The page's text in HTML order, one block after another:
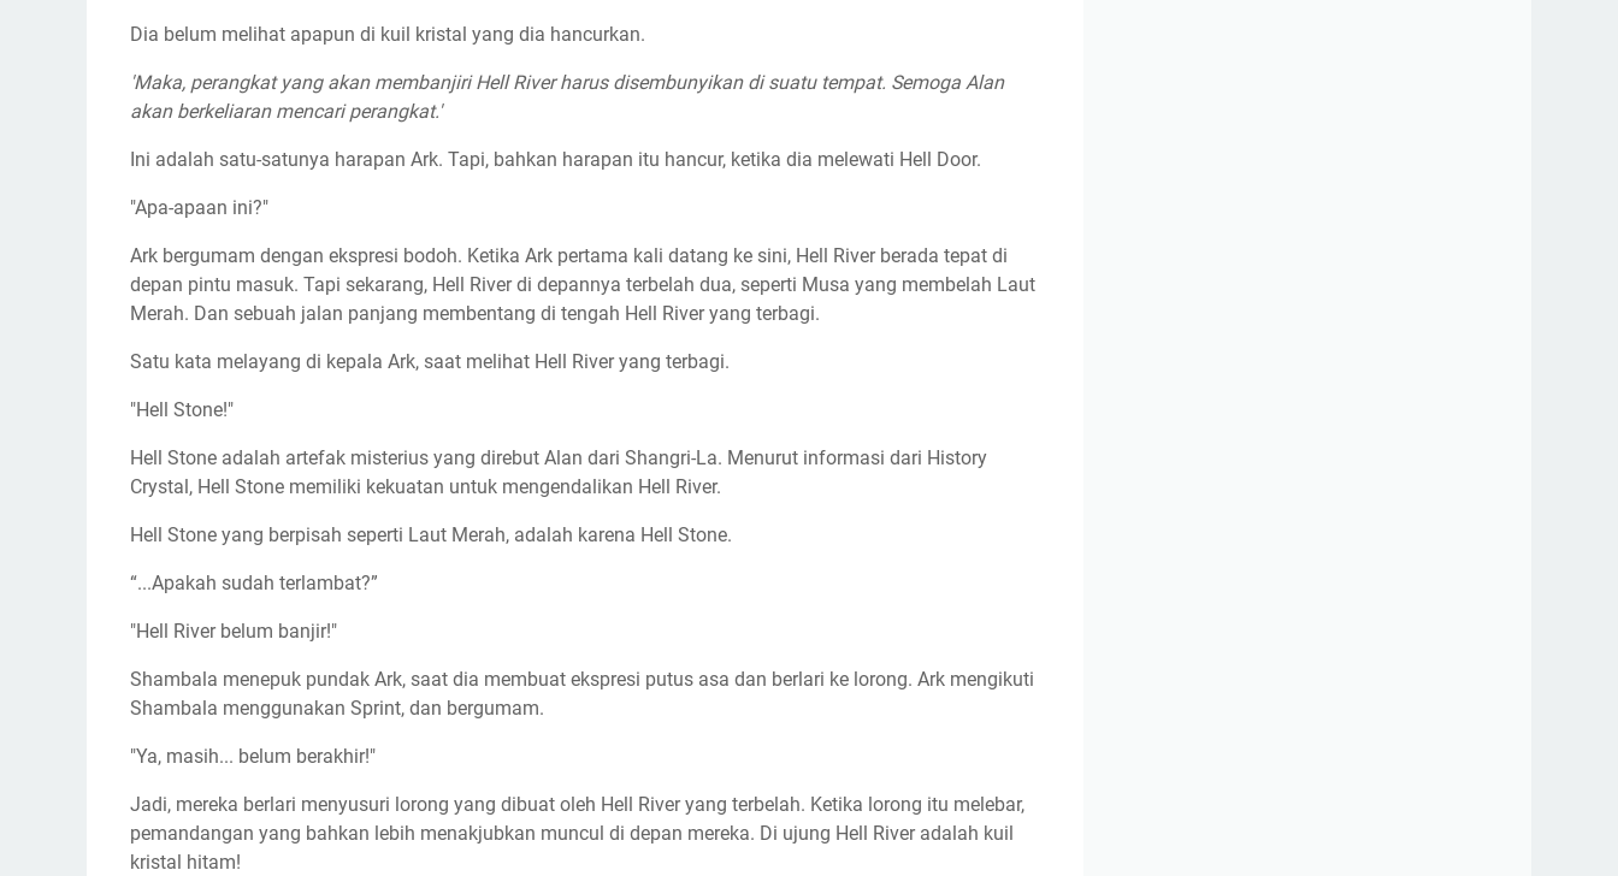
Dia belum melihat apapun di kuil kristal yang dia hancurkan.
'Maka, perangkat yang akan membanjiri Hell River harus disembunyikan di suatu tempat. Semoga Alan
akan berkeliaran mencari perangkat.'
Ini adalah satu-satunya harapan Ark. Tapi, bahkan harapan itu hancur, ketika dia melewati Hell Door.
"Apa-apaan ini?"
Ark bergumam dengan ekspresi bodoh. Ketika Ark pertama kali datang ke sini, Hell River berada tepat di
depan pintu masuk. Tapi sekarang, Hell River di depannya terbelah dua, seperti Musa yang membelah Laut
Merah. Dan sebuah jalan panjang membentang di tengah Hell River yang terbagi.
Satu kata melayang di kepala Ark, saat melihat Hell River yang terbagi.
"Hell Stone!"
Hell Stone adalah artefak misterius yang direbut Alan dari Shangri-La. Menurut informasi dari History
Crystal, Hell Stone memiliki kekuatan untuk mengendalikan Hell River.
Hell Stone yang berpisah seperti Laut Merah, adalah karena Hell Stone.
“...Apakah sudah terlambat?”
"Hell River belum banjir!"
Shambala menepuk pundak Ark, saat dia membuat ekspresi putus asa dan berlari ke lorong. Ark mengikuti
Shambala menggunakan Sprint, dan bergumam.
"Ya, masih... belum berakhir!"
Jadi, mereka berlari menyusuri lorong yang dibuat oleh Hell River yang terbelah. Ketika lorong itu melebar,
pemandangan yang bahkan lebih menakjubkan muncul di depan mereka. Di ujung Hell River adalah kuil
kristal hitam!